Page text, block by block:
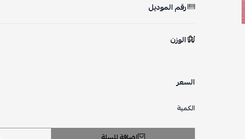
رقم الموديل
الوزن
السعر
الكمية